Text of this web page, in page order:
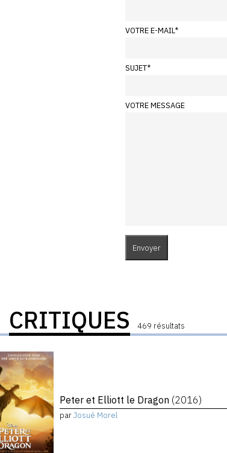
VOTRE E-MAIL*
SUJET*
VOTRE MESSAGE
CRITIQUES 469 résultats
Peter et Elliott le Dragon (2016)
parJosué Morel